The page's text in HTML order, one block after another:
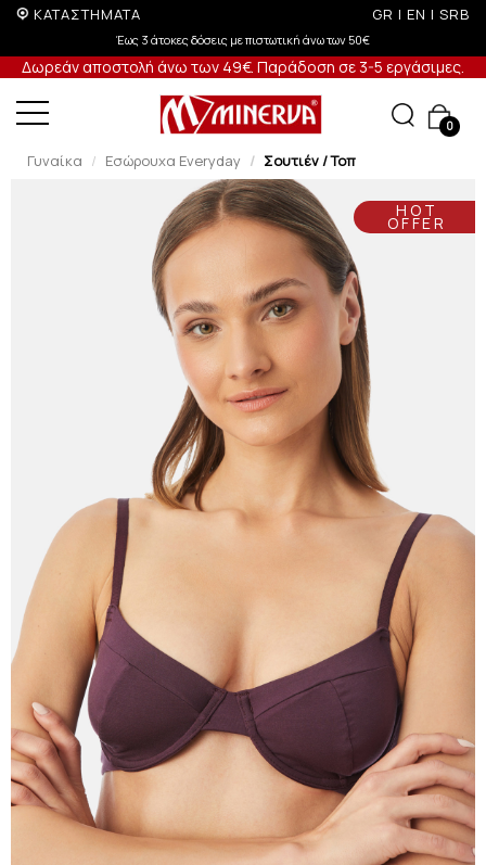
ΚΑΤΑΣΤΗΜΑΤΑ GR | EN | SRB
-5% σε παραγγελίες άνω των 200€ σε
Δωρεάν αποστολή άνω των 49€. Παράδοση σε 3-5 εργάσιμες.
0
Γυναίκα Εσώρουχα Everyday Σουτιέν / Τοπ
HOT
OFFER